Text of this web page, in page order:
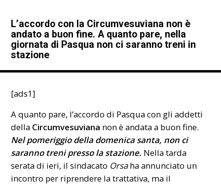
L’accordo con la Circumvesuviana non è
andato a buon fine. A quanto pare, nella
giornata di Pasqua non ci saranno treni in
stazione
[ads1]
A quanto pare, l’accordo di Pasquacon gli addetti
della Circumvesuviana non è andata a buon fine.
Nel pomeriggio della domenica santa, non ci
saranno treni presso la stazione. Nella tarda
serata di ieri, il sindacato Orsaha annunciato un
incontro per riprendere la trattativa, ma il